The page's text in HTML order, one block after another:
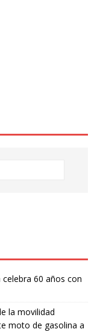
60 años con
la movilidad
moto de gasolina a